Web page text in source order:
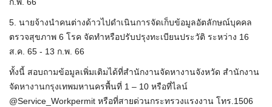
ก.พ. 66
5. นายจ้างนำคนต่างด้าวไปดำเนินการจัดเก็บข้อมูลอัตลักษณ์บุคคล
ตรวจสุขภาพ 6 โรค จัดทำหรือปรับปรุงทะเบียนประวัติ ระหว่าง 16
ส.ค. 65 - 13 ก.พ. 66
ทั้งนี้ สอบถามข้อมูลเพิ่มเติมได้ที่สำนักงานจัดหางานจังหวัด สำนักงาน
จัดหางานกรุงเทพมหานครพื้นที่ 1 – 10 หรือที่ไลน์
@Service_Workpermit หรือที่สายด่วนกระทรวงแรงงาน โทร.1506